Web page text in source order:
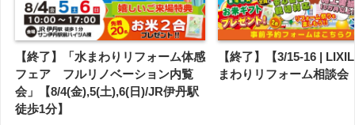
【終了】「水まわりリフォーム体感
フェア フルリノベーション内覧
会」【8/4(金),5(土),6(日)/JR伊丹駅
徒歩1分】
【終了】【3/15-16 |
まわりリフォーム相談会